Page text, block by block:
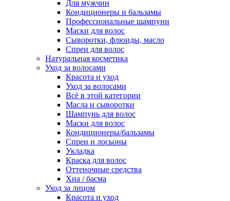
Для мужчин
Кондиционеры и бальзамы
Профессиональные шампуни
Маски для волос
Сыворотки, флюиды, масло
Спреи для волос
Натуральная косметика
Уход за волосами
Красота и уход
Уход за волосами
Всё в этой категории
Масла и сыворотки
Шампунь для волос
Маски для волос
Кондиционеры/бальзамы
Спреи и лосьоны
Укладка
Краска для волос
Оттеночные средства
Хна / басма
Уход за лицом
Красота и уход